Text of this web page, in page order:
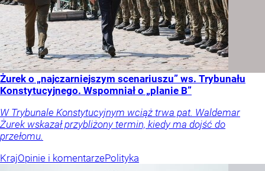
Żurek o „najczarniejszym scenariuszu” ws. Trybunału
Konstytucyjnego. Wspomniał o „planie B”
W Trybunale Konstytucyjnym wciąż trwa pat. Waldemar
Żurek wskazał przybliżony termin, kiedy ma dojść do
przełomu.
KrajOpinie i komentarzePolityka